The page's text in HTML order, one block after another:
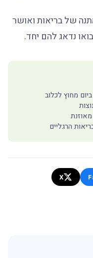
של בריאות ואושר
נדאג להם יחד.
הרגליים
X